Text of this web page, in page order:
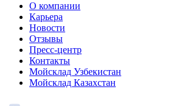
О компании
Карьера
Новости
Отзывы
Пресс-центр
Контакты
Мойсклад Узбекистан
Мойсклад Казахстан